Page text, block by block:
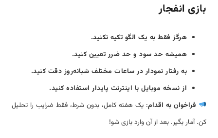
بازی انفجار
هرگز فقط به یک الگو تکیه نکنید.
همیشه حد سود و حد ضرر تعیین کنید.
به رفتار نمودار در ساعات مختلف شبانه‌روز دقت کنید.
از نسخه موبایل با اینترنت پایدار استفاده کنید.
فراخوان به اقدام: یک هفته کامل، بدون شرط، فقط ضرایب را تحلیل
کن. آمار بگیر. بعد از آن وارد بازی شو!